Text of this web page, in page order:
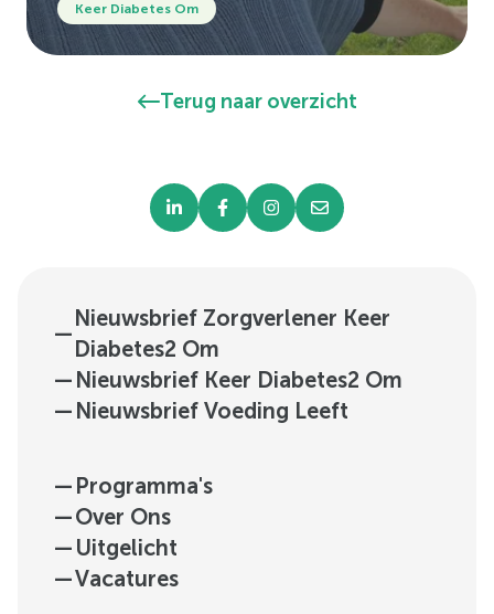
Keer Diabetes Om
Terug naar overzicht
—
Nieuwsbrief Zorgverlener Keer
Diabetes2 Om
— Nieuwsbrief Keer Diabetes2 Om
— Nieuwsbrief Voeding Leeft
— Programma's
—Over Ons
— Uitgelicht
—Vacatures